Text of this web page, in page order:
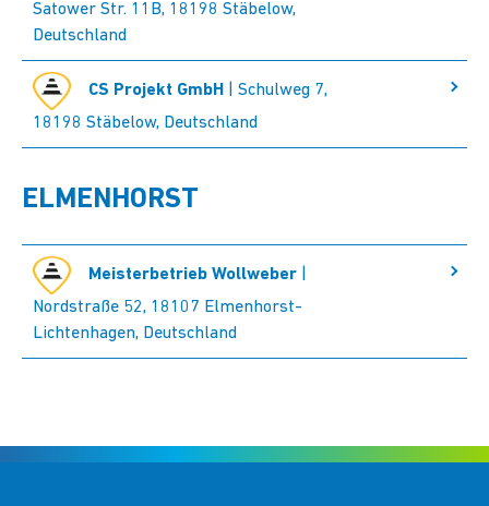
Satower Str. 11B, 18198 Stäbelow,
Deutschland
CS Projekt GmbH | Schulweg 7,
18198 Stäbelow, Deutschland
ELMENHORST
Meisterbetrieb Wollweber
Nordstraße 52, 18107 Elmenhorst-
Lichtenhagen, Deutschland